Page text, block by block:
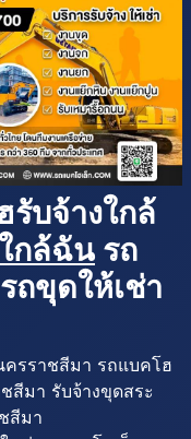
รับจ้างใกล้
กล้ฉัน รถ
ถขุดให้เช่า
รราชสีมา รถแบคโฮ
สีมา รับจ้างขุดสระ
สีมา